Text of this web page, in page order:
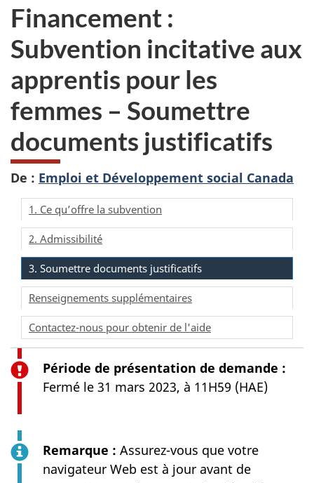
pas
participer
au
sondage
du
Financement :
Subvention incitative aux
apprentis pour les
femmes – Soumettre
documents justificatifs
De : Emploi et Développement social Canada
1. Ce qu’offre la subvention
2. Admissibilité
3. Soumettre documents justificatifs
Renseignements supplémentaires
Contactez-nous pour obtenir de l'aide
Période de présentation de demande :
Fermé le 31 mars 2023, à 11H59 (HAE)
Remarque : Assurez-vous que votre
navigateur Web est à jour avant de